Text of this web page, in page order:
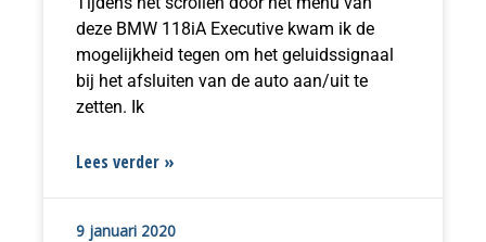
deze BMW 118iA Executive kwam ik de
mogelijkheid tegen om het geluidssignaal
bij het afsluiten van de auto aan/uit te
zetten. Ik
Lees verder »
9 januari 2020